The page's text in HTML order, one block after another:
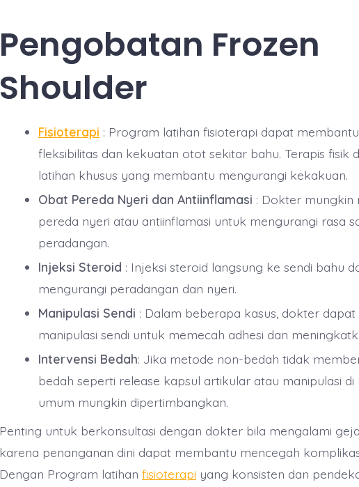
Pengobatan Frozen
Shoulder
Fisioterapi : Program latihan fisioterapi dapat
fleksibilitas dan kekuatan otot sekitar bahu. Terapis fisik
latihan khusus yang membantu mengurangi kekakuan.
Obat Pereda Nyeri dan Antiinflamasi : Dokter
pereda nyeri atau antiinflamasi untuk mengurangi rasa
peradangan.
Injeksi Steroid : Injeksi steroid langsung ke sendi bahu
mengurangi peradangan dan nyeri.
Manipulasi Sendi : Dalam beberapa kasus, dokter
manipulasi sendi untuk memecah adhesi dan
Intervensi Bedah: Jika metode non-bedah tidak
bedah seperti release kapsul artikular atau manipulasi di
umum mungkin dipertimbangkan.
Penting untuk berkonsultasi dengan dokter bila mengalami
karena penanganan dini dapat membantu mencegah
Dengan Program latihan fisioterapi yang konsisten dan